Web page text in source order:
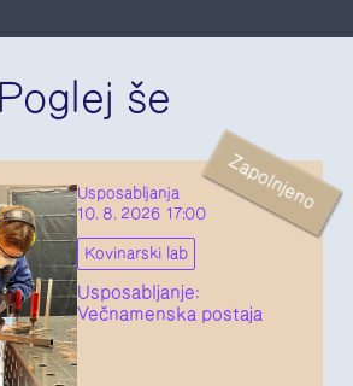
Poglej še
Usposabljanja
10. 8. 2026 17:00
Kovinarski lab
Usposabljanje:
Večnamenska postaja
Zapolnjeno